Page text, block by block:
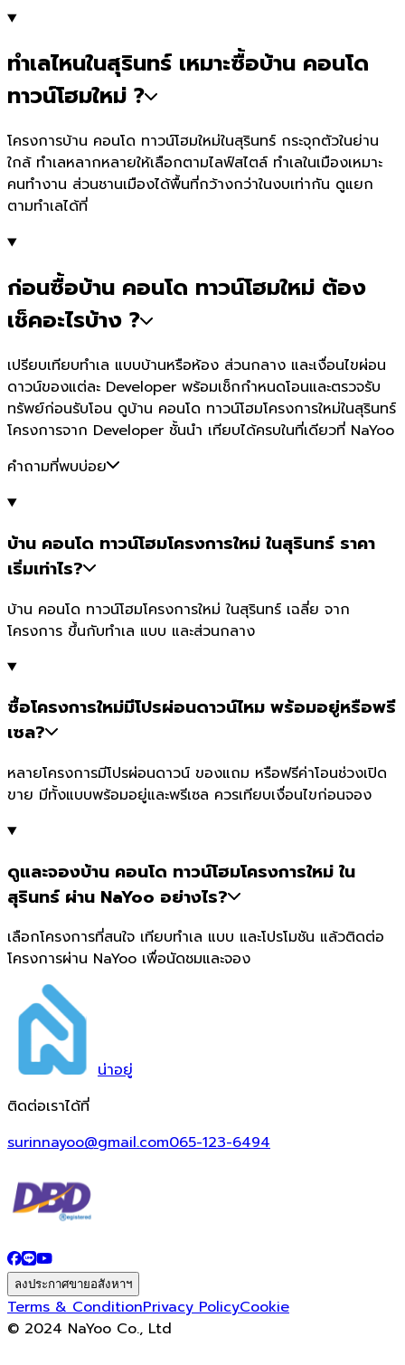
ทำเลไหนในสุรินทร์ เหมาะซื้อบ้าน คอนโด
ทาวน์โฮมใหม่ ?
โครงการบ้าน คอนโด ทาวน์โฮมใหม่ในสุรินทร์ กระจุกตัวในย่าน
ใกล้ ทำเลหลากหลายให้เลือกตามไลฟ์สไตล์ ทำเลในเมืองเหมาะ
คนทำงาน ส่วนชานเมืองได้พื้นที่กว้างกว่าในงบเท่ากัน ดูแยก
ตามทำเลได้ที่
ก่อนซื้อบ้าน คอนโด ทาวน์โฮมใหม่ ต้อง
เช็คอะไรบ้าง ?
เปรียบเทียบทำเล แบบบ้านหรือห้อง ส่วนกลาง และเงื่อนไขผ่อน
ดาวน์ของแต่ละ Developer พร้อมเช็กกำหนดโอนและตรวจรับ
ทรัพย์ก่อนรับโอน ดูบ้าน คอนโด ทาวน์โฮมโครงการใหม่ในสุรินทร์
โครงการจาก Developer ชั้นนำ เทียบได้ครบในที่เดียวที่ NaYoo
คำถามที่พบบ่อย
บ้าน คอนโด ทาวน์โฮมโครงการใหม่ ในสุรินทร์ ราคา
เริ่มเท่าไร?
บ้าน คอนโด ทาวน์โฮมโครงการใหม่ ในสุรินทร์ เฉลี่ย จาก
โครงการ ขึ้นกับทำเล แบบ และส่วนกลาง
ซื้อโครงการใหม่มีโปรผ่อนดาวน์ไหม พร้อมอยู่หรือพรี
เซล?
หลายโครงการมีโปรผ่อนดาวน์ ของแถม หรือฟรีค่าโอนช่วงเปิด
ขาย มีทั้งแบบพร้อมอยู่และพรีเซล ควรเทียบเงื่อนไขก่อนจอง
ดูและจองบ้าน คอนโด ทาวน์โฮมโครงการใหม่ ใน
สุรินทร์ ผ่าน NaYoo อย่างไร?
เลือกโครงการที่สนใจ เทียบทำเล แบบ และโปรโมชัน แล้วติดต่อ
โครงการผ่าน NaYoo เพื่อนัดชมและจอง
น่าอยู่
ติดต่อเราได้ที่
surinnayoo@gmail.com065-123-6494
ลงประกาศขายอสังหาฯ
Terms & ConditionPrivacy PolicyCookie
© 2024 NaYoo Co., Ltd